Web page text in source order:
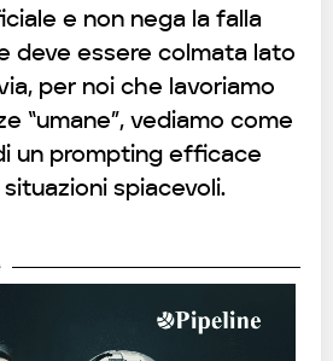
e non nega la falla
deve essere colmata lato
per noi che lavoriamo
“umane”, vediamo come
un prompting efficace
spiacevoli.